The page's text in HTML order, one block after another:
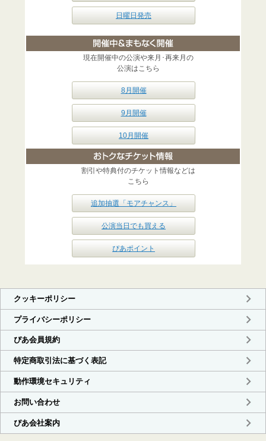
日曜日発売
現在開催中の公演や来月･再来月の
公演はこちら
8月開催
9月開催
10月開催
割引や特典付のチケット情報などは
こちら
追加抽選「モアチャンス」
公演当日でも買える
ぴあポイント